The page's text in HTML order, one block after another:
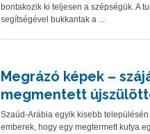
bontakozik ki teljesen a szépségük. A
segítségével bukkantak a ...
Megrázó képek –
megmentett
Szaúd-Arábia egyik kisebb
emberek, hogy egy megtermett kutya